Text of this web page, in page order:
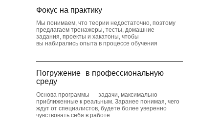
Погружение в профессиональную
среду
Основа программы — задачи, максимально
приближенные к реальным. Заранее понимая, чего
ждут от специалистов, будете более уверенно
чувствовать себя в работе
Фокус на практику
Мы понимаем, что теории недостаточно, поэтому
предлагаем тренажеры, тесты, домашние
задания, проекты и хакатоны, чтобы
вы набирались опыта в процессе обучения